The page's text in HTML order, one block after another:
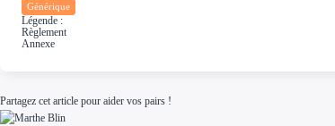
Générique
Légende :
Règlement
Annexe
Partagez cet article pour aider vos pairs !